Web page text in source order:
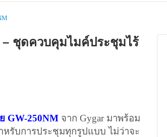
ชุดควบคุมไมค์ประชุมไร้
GW-250NM จาก Gygar มาพร้อม
รับการประชุมทุกรูปแบบ ไม่ว่าจะ